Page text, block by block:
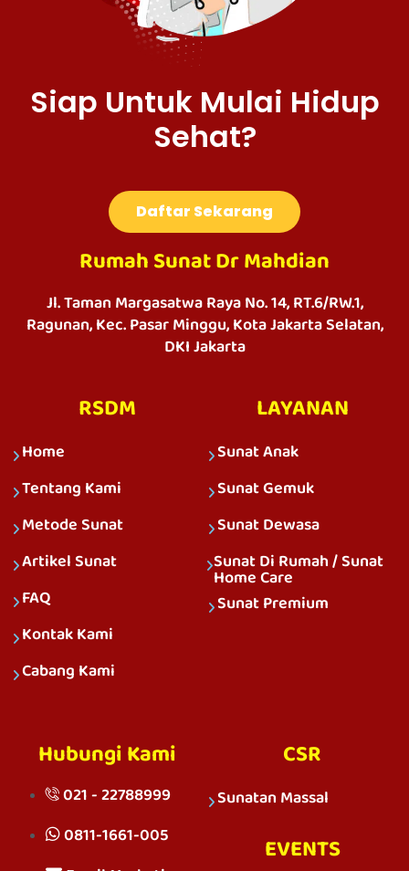
Siap Untuk Mulai Hidup
Sehat?
Daftar Sekarang
Rumah Sunat Dr Mahdian
Jl. Taman Margasatwa Raya No. 14, RT.6/RW.1,
Ragunan, Kec. Pasar Minggu, Kota Jakarta Selatan,
DKI Jakarta
RSDM
Home
Tentang Kami
Metode Sunat
Artikel Sunat
FAQ
Kontak Kami
Cabang Kami
LAYANAN
Sunat Anak
Sunat Gemuk
Sunat Dewasa
Sunat Di Rumah / Sunat
Home Care
Sunat Premium
Hubungi Kami
021 - 22788999
0811-1661-005
CSR
Sunatan Massal
EVENTS